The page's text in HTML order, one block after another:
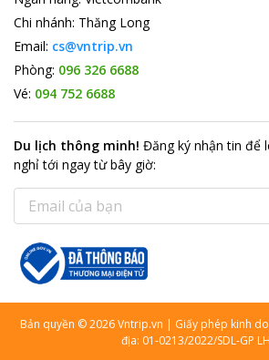
Chi nhánh: Thăng Long
Email: cs@vntrip.vn
Phòng: 096 326 6688
Vé: 094 752 6688
Du lịch thông minh! Đăng ký nhận tin để
nghỉ tới ngay từ bây giờ:
Bản quyền ©2026Vntrip.vn | Giấy phép kinh
địa: 01-0213/2022/SDL-GP